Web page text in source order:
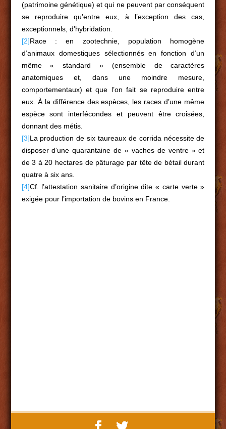
(patrimoine génétique) et qui ne peuvent par conséquent
se reproduire qu’entre eux, à l’exception des cas,
exceptionnels, d’hybridation.
[2]Race : en zootechnie, population homogène
d’animaux domestiques sélectionnés en fonction d’un
même « standard » (ensemble de caractères
anatomiques et, dans une moindre mesure,
comportementaux) et que l’on fait se reproduire entre
eux. À la différence des espèces, les races d’une même
espèce sont interfécondes et peuvent être croisées,
donnant des métis.
[3]La production de six taureaux de corrida nécessite de
disposer d’une quarantaine de « vaches de ventre » et
de 3 à 20 hectares de pâturage par tête de bétail durant
quatre à six ans.
[4]Cf. l’attestation sanitaire d’origine dite « carte verte »
exigée pour l’importation de bovins en France.